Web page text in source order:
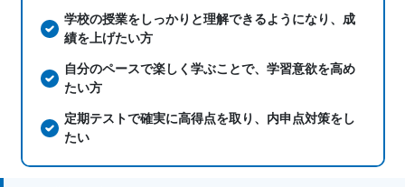
用」の授業ではなく、同学年同レベルの塾生と実際
に授業を受けていただき判断していただいておりま
す。
・勉強方法アドバイス
学校の授業をしっかりと理解できるようになり、成
績を上げたい方
自分のペースで楽しく学ぶことで、学習意欲を高め
たい方
定期テストで確実に高得点を取り、内申点対策をし
たい